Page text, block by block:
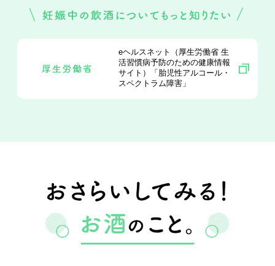
eヘルスネット（厚生労働省 生
活習慣病予防のための健康情報
サイト）
「胎児性アルコール・
スペクトラム障害」